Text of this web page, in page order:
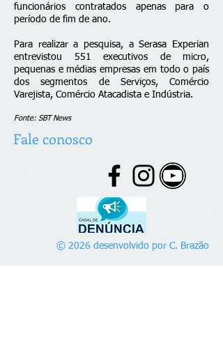
funcionários contratados apenas para o
período de fim de ano.
Para realizar a pesquisa, a Serasa Experian
entrevistou 551 executivos de micro,
pequenas e médias empresas em todo o país
dos segmentos de Serviços, Comércio
Varejista, Comércio Atacadista e Indústria.
Fonte: SBT News
Fale conosco
© 2026 desenvolvido por C. Brazão